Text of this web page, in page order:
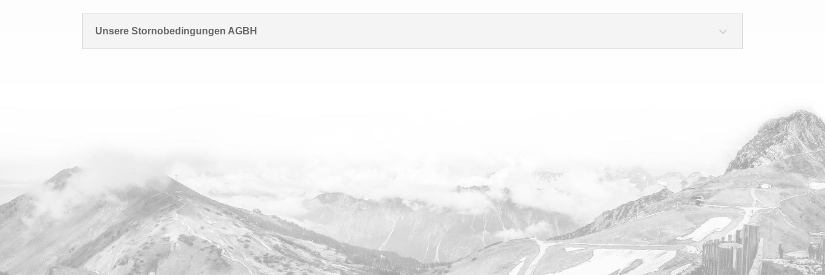
Unsere Stornobedingungen AGBH